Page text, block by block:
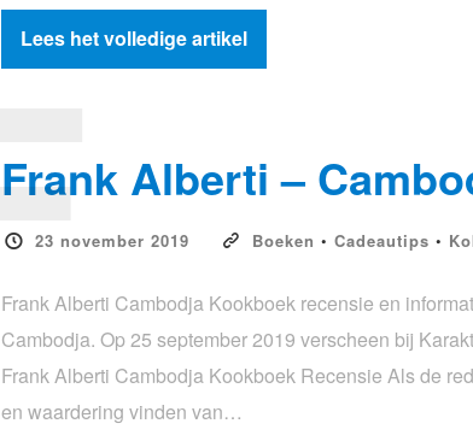
Lees het volledige artikel
Frank Alberti –
23 november 2019 Boeken • Cadeautips •
F
Frank Alberti Cambodja Kookboek recensie en
Cambodja. Op 25 september 2019 verscheen bij
Frank Alberti Cambodja Kookboek Recensie Als de
en waardering vinden van…